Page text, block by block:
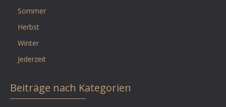
Sommer
Herbst
Winter
Jederzeit
Beiträge nach Kategorien